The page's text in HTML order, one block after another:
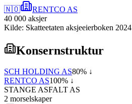
🇳🇴
RENTCO AS
40 000 aksjer
Kilde: Skatteetaten aksjeeierboken 2024
Konsernstruktur
SCH HOLDING AS80% ↓
RENTCO AS100% ↓
STANGE ASFALT AS
2 morselskaper